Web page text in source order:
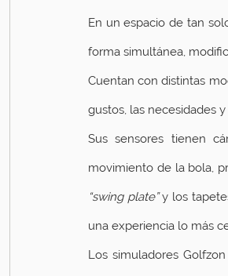
En un espacio de tan
forma simultánea,
Cuentan con distintas
gustos, las necesidades
Sus sensores tienen
“swing plate” y los
una experiencia lo más
Los simuladores